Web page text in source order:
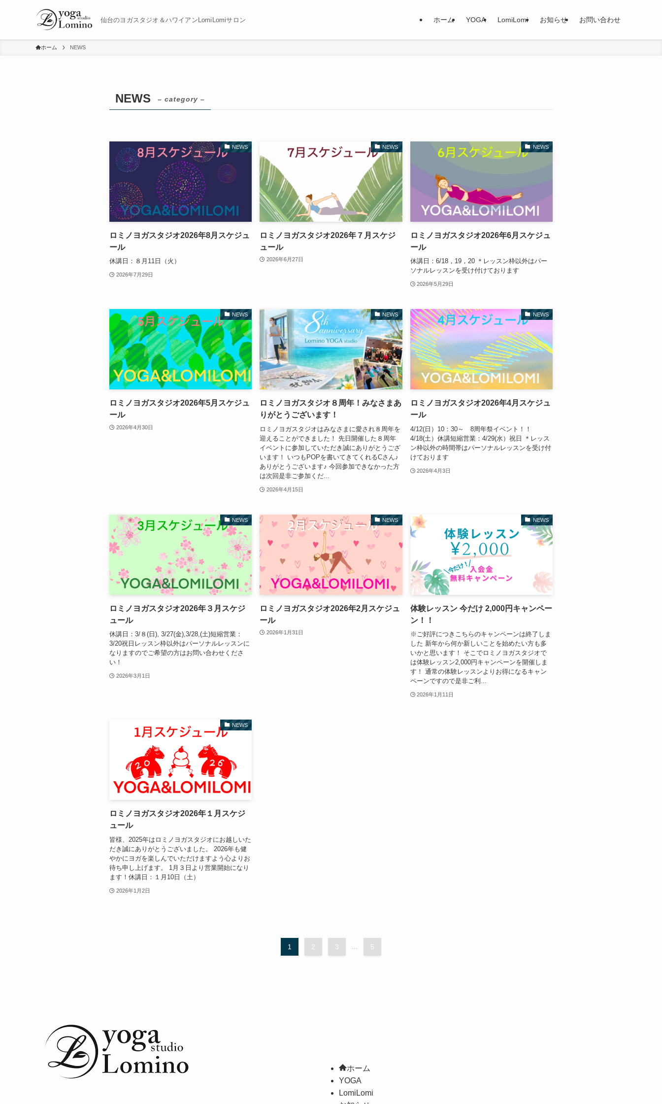
仙台のヨガスタジオ＆ハワイアンLomiLomiサロン ホーム YOGA LomiLomi お知らせ お問い合わせ
ホーム NEWS
NEWS – category –
NEWS
ロミノヨガスタジオ2026年8月スケジュ
ール
休講日：８月11日（火）
2026年7月29日
NEWS
ロミノヨガスタジオ2026年７月スケジ
ュール
2026年6月27日
NEWS
ロミノヨガスタジオ2026年6月スケジュ
ール
休講日：6/18，19，20 ＊レッスン枠以外はパー
ソナルレッスンを受け付けております
2026年5月29日
NEWS
ロミノヨガスタジオ2026年5月スケジュ
ール
2026年4月30日
NEWS
ロミノヨガスタジオ８周年！みなさまあ
りがとうございます！
ロミノヨガスタジオはみなさまに愛され８周年を
迎えることができました！ 先日開催した８周年
イベントに参加していただき誠にありがとうござ
います！ いつもPOPを書いてきてくれるCさん♪
ありがとうございます♪ 今回参加できなかった方
は次回是非ご参加くだ...
2026年4月15日
NEWS
ロミノヨガスタジオ2026年4月スケジュ
ール
4/12(日）10：30～ 8周年祭イベント！！
4/18(土）休講短縮営業：4/29(水）祝日 ＊レッス
ン枠以外の時間帯はパーソナルレッスンを受け付
けております
2026年4月3日
NEWS
ロミノヨガスタジオ2026年３月スケジ
ュール
休講日：3/８(日), 3/27(金),3/28,(土)短縮営業：
3/20祝日レッスン枠以外はパーソナルレッスンに
なりますのでご希望の方はお問い合わせくださ
い！
2026年3月1日
NEWS
ロミノヨガスタジオ2026年2月スケジュ
ール
2026年1月31日
NEWS
体験レッスン 今だけ 2,000円キャンペー
ン！！
※ご好評につきこちらのキャンペーンは終了しま
した 新年から何か新しいことを始めたい方も多
いかと思います！ そこでロミノヨガスタジオで
は体験レッスン2,000円キャンペーンを開催しま
す！ 通常の体験レッスンよりお得になるキャン
ペーンですので是非ご利...
2026年1月11日
NEWS
ロミノヨガスタジオ2026年１月スケジ
ュール
皆様、2025年はロミノヨガスタジオにお越しいた
だき誠にありがとうございました。 2026年も健
やかにヨガを楽しんでいただけますよう心よりお
待ち申し上げます。 1月３日より営業開始になり
ます！休講日：１月10日（土）
2026年1月2日
1 2 3 5
ホーム
YOGA
LomiLomi